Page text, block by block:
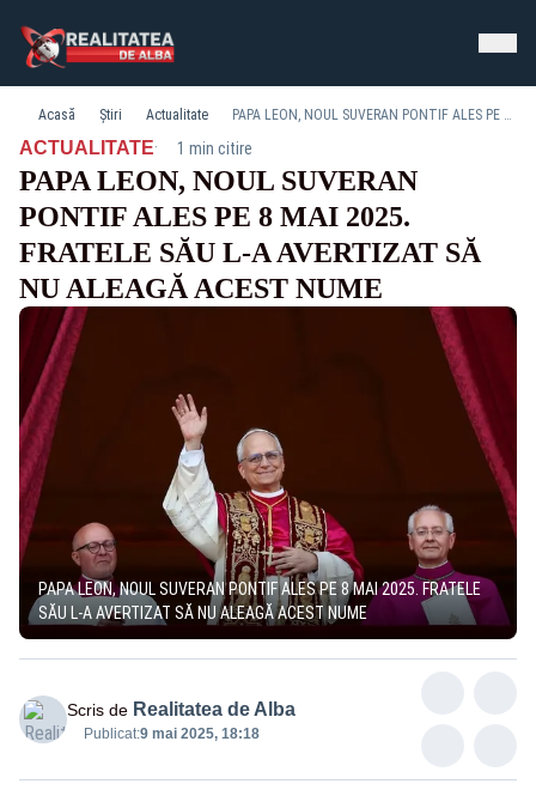
Acasă Știri Actualitate PAPA LEON, NOUL SUVERAN PONTIF ALES PE 8 MAI 2025. FRATELE SĂU L-A AVERTIZAT SĂ NU ALEAGĂ ACEST NUME
ACTUALITATE· 1 min citire
PAPA LEON, NOUL SUVERAN
PONTIF ALES PE 8 MAI 2025.
FRATELE SĂU L-A AVERTIZAT SĂ
NU ALEAGĂ ACEST NUME
PAPA LEON, NOUL SUVERAN PONTIF ALES PE 8 MAI 2025. FRATELE
SĂU L-A AVERTIZAT SĂ NU ALEAGĂ ACEST NUME
Scris de Realitatea de Alba
Publicat:9 mai 2025, 18:18